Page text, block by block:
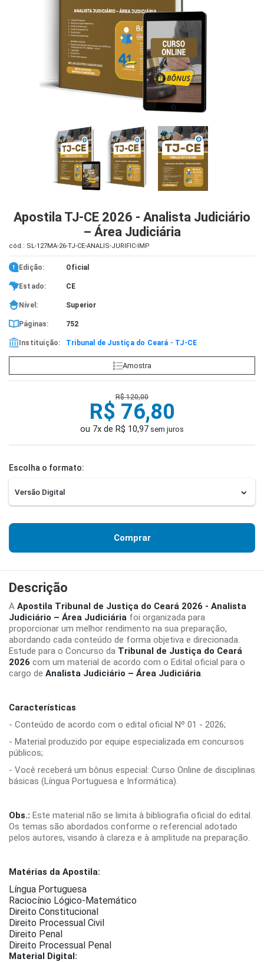
Apostila TJ-CE 2026 - Analista Judiciário
– Área Judiciária
cód.: SL-127MA-26-TJ-CE-ANALIS-JURIFIC-IMP
Edição: Oficial
Estado: CE
Nível: Superior
Páginas: 752
Instituição: Tribunal de Justiça do Ceará - TJ-CE
Amostra
R$ 120,00
R$ 76,80
ou 7x de R$ 10,97 sem juros
Escolha o formato:
Comprar
Descrição
A Apostila Tribunal de Justiça do Ceará 2026 - Analista
Judiciário – Área Judiciária foi organizada para
proporcionar um melhor rendimento na sua preparação,
abordando cada conteúdo de forma objetiva e direcionada.
Estude para o Concurso da Tribunal de Justiça do Ceará
2026 com um material de acordo com o Edital oficial para o
cargo de Analista Judiciário – Área Judiciária.
Características
- Conteúdo de acordo com o edital oficial Nº 01 - 2026;
- Material produzido por equipe especializada em concursos
públicos;
- Você receberá um bônus especial: Curso Online de disciplinas
básicas (Língua Portuguesa e Informática).
Obs.: Este material não se limita à bibliografia oficial do edital.
Os temas são abordados conforme o referencial adotado
pelos autores, visando à clareza e à amplitude na preparação.
Matérias da Apostila:
Língua Portuguesa
Raciocínio Lógico-Matemático
Direito Constitucional
Direito Processual Civil
Direito Penal
Direito Processual Penal
Material Digital: